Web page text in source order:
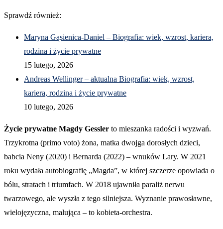
Sprawdź również:
Maryna Gąsienica-Daniel – Biografia: wiek, wzrost, kariera,
rodzina i życie prywatne
15 lutego, 2026
Andreas Wellinger – aktualna Biografia: wiek, wzrost,
kariera, rodzina i życie prywatne
10 lutego, 2026
Życie prywatne Magdy Gessler to mieszanka radości i wyzwań.
Trzykrotna (primo voto) żona, matka dwojga dorosłych dzieci,
babcia Neny (2020) i Bernarda (2022) – wnuków Lary. W 2021
roku wydała autobiografię „Magda”, w której szczerze opowiada o
bólu, stratach i triumfach. W 2018 ujawniła paraliż nerwu
twarzowego, ale wyszła z tego silniejsza. Wyznanie prawosławne,
wielojęzyczna, malująca – to kobieta-orchestra.